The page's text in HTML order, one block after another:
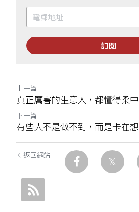
訂閱
上一篇
真正厲害的生意人，都懂得柔
下一篇
有些人不是做不到，而是卡在
返回網站